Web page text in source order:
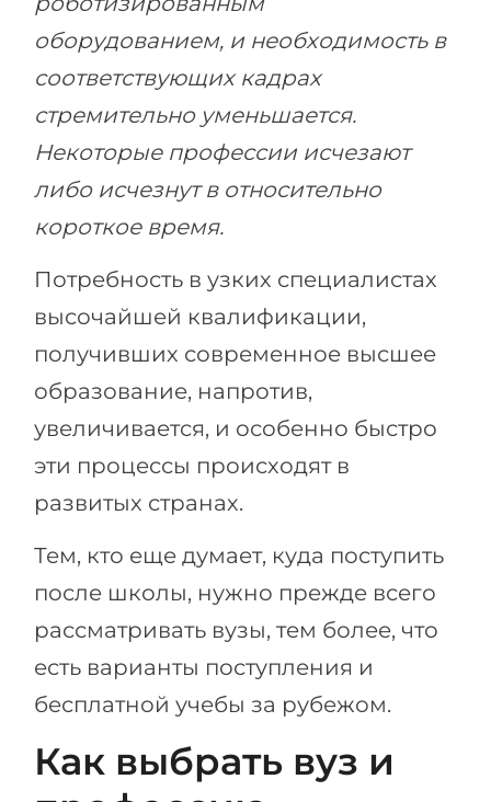
оборудованием, и необходимость в
соответствующих кадрах
стремительно уменьшается.
Некоторые профессии исчезают
либо исчезнут в относительно
короткое время.
Потребность в узких специалистах
высочайшей квалификации,
получивших современное высшее
образование, напротив,
увеличивается, и особенно быстро
эти процессы происходят в
развитых странах.
Тем, кто еще думает, куда поступить
после школы, нужно прежде всего
рассматривать вузы, тем более, что
есть варианты поступления и
бесплатной учебы за рубежом.
Как выбрать вуз и